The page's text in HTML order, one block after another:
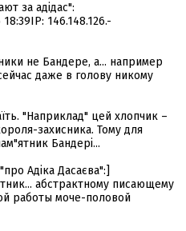
за адідас":
146.148.126.-
не Бандере, а... например
даже в голову никому
"Наприклад" цей хлопчик –
захисника. Тому для
Бандері...
Адіка Дасаєва":]
абстрактному писающему
работы моче-половой